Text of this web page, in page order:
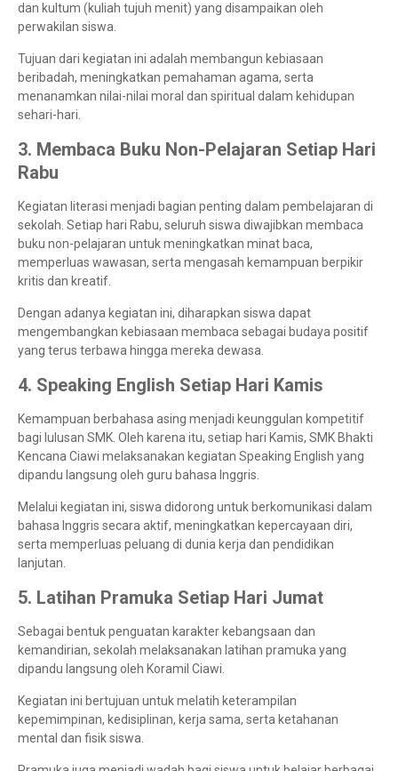
dan kultum (kuliah tujuh menit) yang disampaikan oleh
perwakilan siswa.
Tujuan dari kegiatan ini adalah membangun kebiasaan
beribadah, meningkatkan pemahaman agama, serta
menanamkan nilai-nilai moral dan spiritual dalam kehidupan
sehari-hari.
3. Membaca Buku Non-Pelajaran Setiap Hari
Rabu
Kegiatan literasi menjadi bagian penting dalam pembelajaran di
sekolah. Setiap hari Rabu, seluruh siswa diwajibkan membaca
buku non-pelajaran untuk meningkatkan minat baca,
memperluas wawasan, serta mengasah kemampuan berpikir
kritis dan kreatif.
Dengan adanya kegiatan ini, diharapkan siswa dapat
mengembangkan kebiasaan membaca sebagai budaya positif
yang terus terbawa hingga mereka dewasa.
4. Speaking English Setiap Hari Kamis
Kemampuan berbahasa asing menjadi keunggulan kompetitif
bagi lulusan SMK. Oleh karena itu, setiap hari Kamis, SMK Bhakti
Kencana Ciawi melaksanakan kegiatan Speaking English yang
dipandu langsung oleh guru bahasa Inggris.
Melalui kegiatan ini, siswa didorong untuk berkomunikasi dalam
bahasa Inggris secara aktif, meningkatkan kepercayaan diri,
serta memperluas peluang di dunia kerja dan pendidikan
lanjutan.
5. Latihan Pramuka Setiap Hari Jumat
Sebagai bentuk penguatan karakter kebangsaan dan
kemandirian, sekolah melaksanakan latihan pramuka yang
dipandu langsung oleh Koramil Ciawi.
Kegiatan ini bertujuan untuk melatih keterampilan
kepemimpinan, kedisiplinan, kerja sama, serta ketahanan
mental dan fisik siswa.